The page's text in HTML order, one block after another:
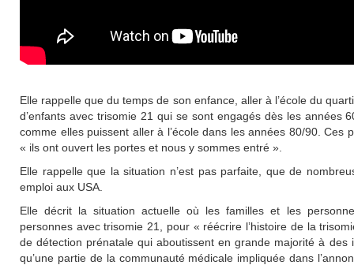
Elle rappelle que du temps de son enfance, aller à l’école du
d’enfants avec trisomie 21 qui se sont engagés dès les années
comme elles puissent aller à l’école dans les années 80/90.
« ils ont ouvert les portes et nous y sommes entré ».
Elle rappelle que la situation n’est pas parfaite, que de
emploi aux USA.
Elle décrit la situation actuelle où les familles et les
personnes avec trisomie 21, pour « réécrire l’histoire de la
de détection prénatale qui aboutissent en grande majorité à
qu’une partie de la communauté médicale impliquée dans